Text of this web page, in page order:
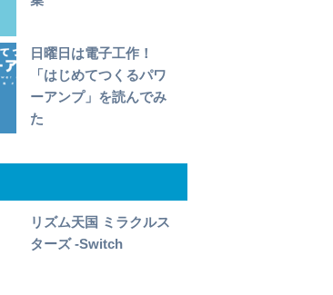
日曜日は電子工作！
「はじめてつくるパワ
ーアンプ」を読んでみ
た
リズム天国 ミラクルス
ターズ -Switch